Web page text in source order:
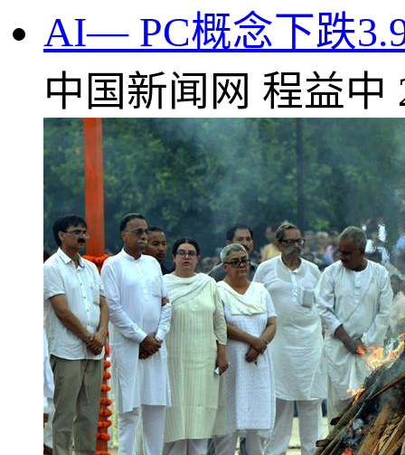
AI— PC概念下跌
中国新闻网 程益中